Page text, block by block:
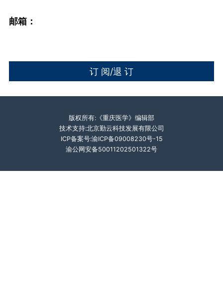
邮箱：
版权所有:《重庆医学》编辑部
技术支持:北京勤云科技发展有限公司
ICP备案号:渝ICP备09008230号-15
渝公网安备50011202501322号